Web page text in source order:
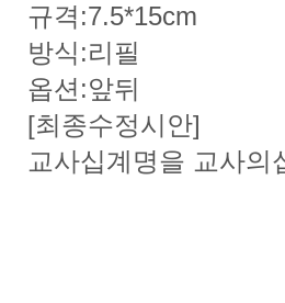
규격:7.5*15cm
방식:리필
옵션:앞뒤
[최종수정시안]
교사십계명을 교사